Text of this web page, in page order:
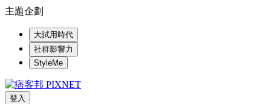
主題企劃
大試用時代
社群影響力
StyleMe
登入